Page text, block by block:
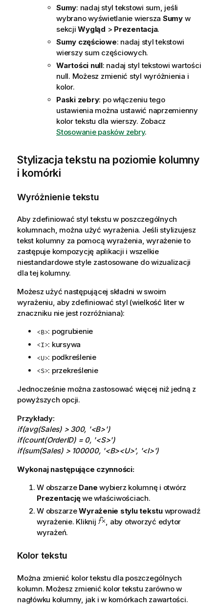
Sumy: nadaj styl tekstowi sum, jeśli
wybrano wyświetlanie wiersza Sumyw
sekcjiWygląd > Prezentacja.
Sumy częściowe: nadaj styl tekstowi
wierszy sum częściowych.
Wartości null: nadaj styl tekstowi wartości
null. Możesz zmienić styl wyróżnienia i
kolor.
Paski zebry: po włączeniu tego
ustawienia można ustawić naprzemienny
kolor tekstu dla wierszy. Zobacz
Stosowanie pasków zebry.
Stylizacja tekstu na poziomie kolumny
i komórki
Wyróżnienie tekstu
Aby zdefiniować styl tekstu w poszczególnych
kolumnach, można użyć wyrażenia. Jeśli stylizujesz
tekst kolumny za pomocą wyrażenia, wyrażenie to
zastępuje kompozycję aplikacji i wszelkie
niestandardowe style zastosowane do wizualizacji
dla tej kolumny.
Możesz użyć następującej składni w swoim
wyrażeniu, aby zdefiniować styl (wielkość liter w
znaczniku nie jest rozróżniana):
<B>: pogrubienie
<I>: kursywa
<U>: podkreślenie
<S>: przekreślenie
Jednocześnie można zastosować więcej niż jedną z
powyższych opcji.
Przykłady:
if(avg(Sales) > 300, '<B>')
if(count(OrderID) = 0, '<S>')
if(sum(Sales) > 100000, '<B><U>', '<I>')
Wykonaj następujące czynności:
W obszarze Dane wybierz kolumnę i otwórz
Prezentacjęwe właściwościach.
W obszarzeWyrażenie stylu tekstuwprowadź
wyrażenie. Kliknij
, aby otworzyć edytor
wyrażeń.
Kolor tekstu
Można zmienić kolor tekstu dla poszczególnych
kolumn. Możesz zmienić kolor tekstu zarówno w
nagłówku kolumny, jak i w komórkach zawartości.